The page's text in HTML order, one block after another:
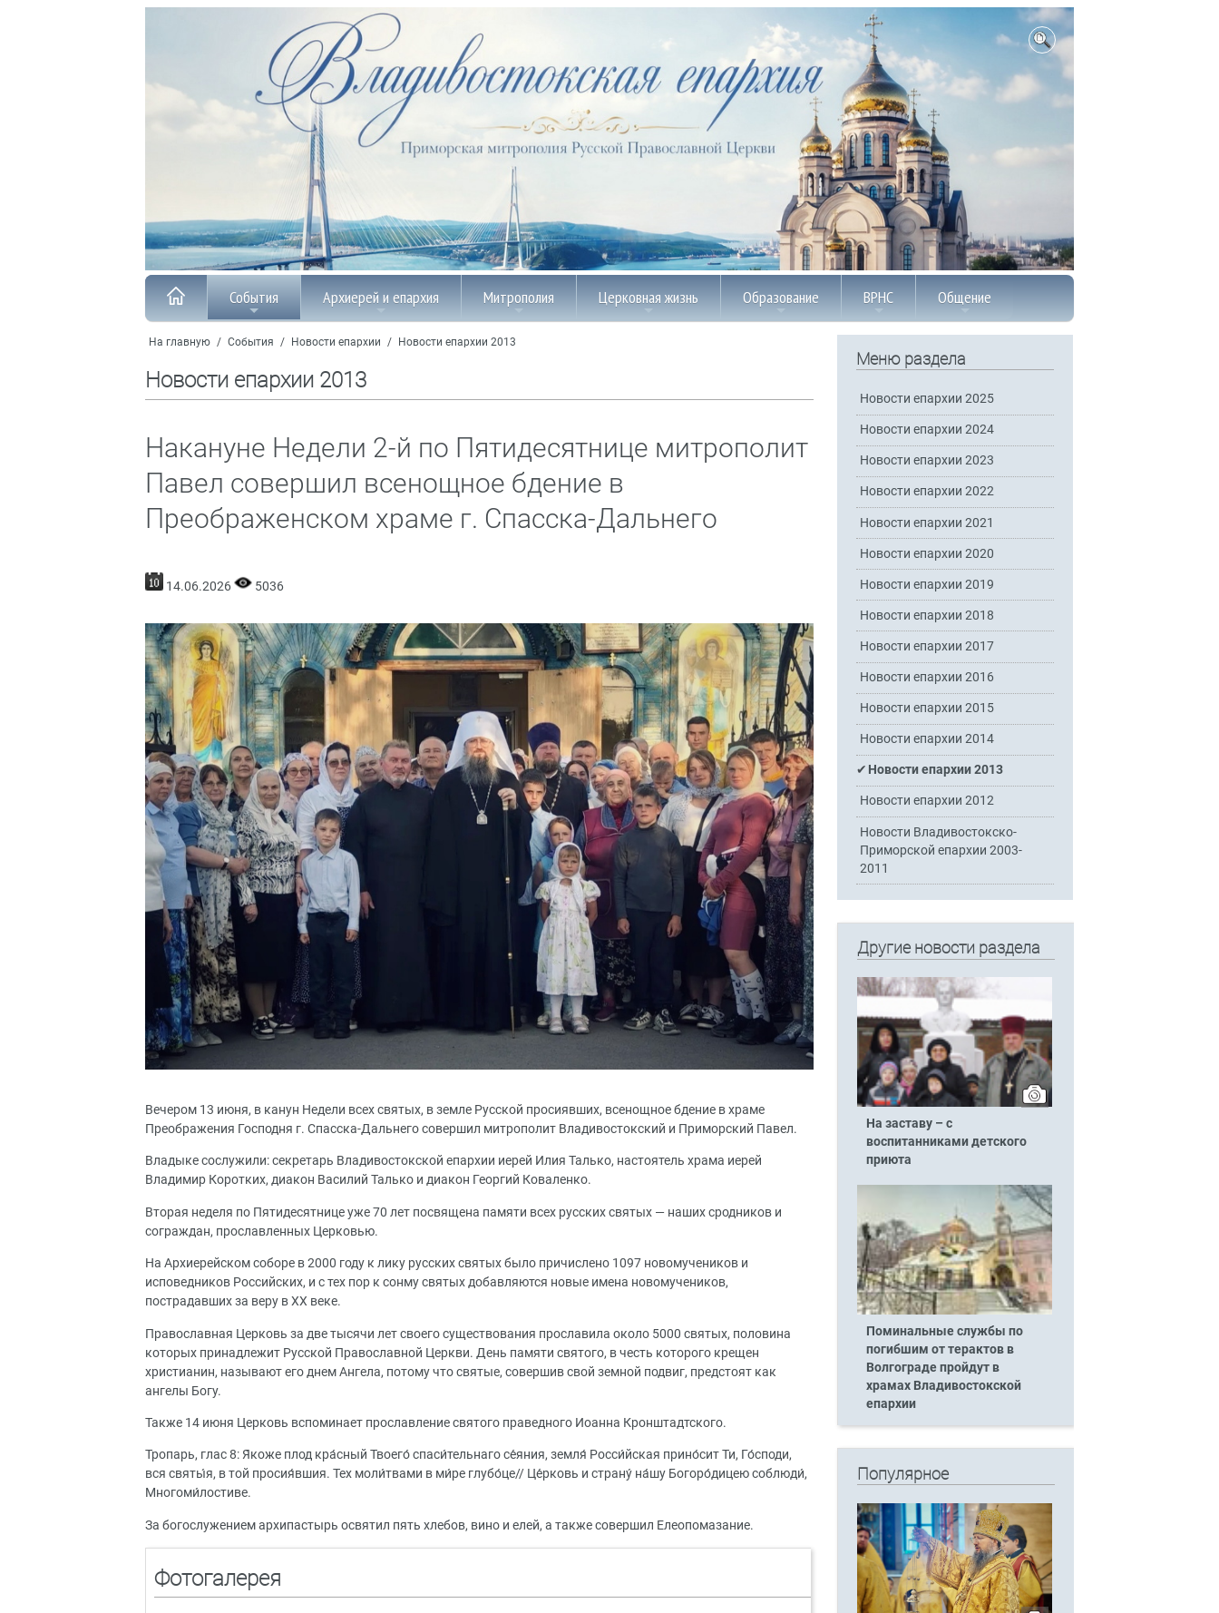
События Архиерей и епархия Митрополия Церковная жизнь Образование ВРНС Общение
На главную / События / Новости епархии / Новости епархии 2013
Новости епархии 2013
Накануне Недели 2-й по Пятидесятнице митрополит
Павел совершил всенощное бдение в
Преображенском храме г. Спасска-Дальнего
14.06.2026 5036
Вечером 13 июня, в канун Недели всех святых, в земле Русской просиявших, всенощное бдение в храме
Преображения Господня г. Спасска-Дальнего совершил митрополит Владивостокский и Приморский Павел.
Владыке сослужили: секретарь Владивостокской епархии иерей Илия Талько, настоятель храма иерей
Владимир Коротких, диакон Василий Талько и диакон Георгий Коваленко.
Вторая неделя по Пятидесятнице уже 70 лет посвящена памяти всех русских святых — наших сродников и
сограждан, прославленных Церковью.
На Архиерейском соборе в 2000 году к лику русских святых было причислено 1097 новомучеников и
исповедников Российских, и с тех пор к сонму святых добавляются новые имена новомучеников,
пострадавших за веру в ХХ веке.
Православная Церковь за две тысячи лет своего существования прославила около 5000 святых, половина
которых принадлежит Русской Православной Церкви. День памяти святого, в честь которого крещен
христианин, называют его днем Ангела, потому что святые, совершив свой земной подвиг, предстоят как
ангелы Богу.
Также 14 июня Церковь вспоминает прославление святого праведного Иоанна Кронштадтского.
Тропарь, глас 8: Я́коже плод кра́сный Твоего́ спаси́тельнаго се́яния, земля́ Росси́йская прино́сит Ти, Го́споди,
вся святы́я, в той просия́вшия. Тех моли́твами в ми́ре глубо́це// Це́рковь и страну́ на́шу Богоро́дицею соблюди́,
Многоми́лостиве.
За богослужением архипастырь освятил пять хлебов, вино и елей, а также совершил Елеопомазание.
Фотогалерея
Меню раздела
Новости епархии 2025
Новости епархии 2024
Новости епархии 2023
Новости епархии 2022
Новости епархии 2021
Новости епархии 2020
Новости епархии 2019
Новости епархии 2018
Новости епархии 2017
Новости епархии 2016
Новости епархии 2015
Новости епархии 2014
Новости епархии 2013
Новости епархии 2012
Новости Владивостокско-
Приморской епархии 2003-
2011
Другие новости раздела
На заставу – с
воспитанниками детского
приюта
Поминальные службы по
погибшим от терактов в
Волгограде пройдут в
храмах Владивостокской
епархии
Популярное